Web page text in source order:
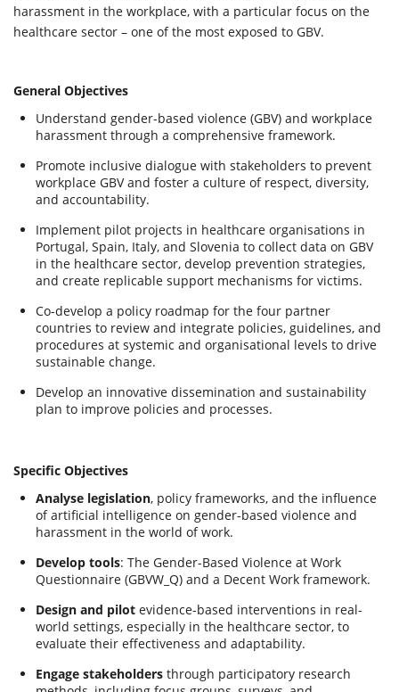
harassment in the workplace, with a particular focus on the
healthcare sector – one of the most exposed to GBV.
General Objectives
Understand gender-based violence (GBV) and workplace
harassment through a comprehensive framework.
Promote inclusive dialogue with stakeholders to prevent
workplace GBV and foster a culture of respect, diversity,
and accountability.
Implement pilot projects in healthcare organisations in
Portugal, Spain, Italy, and Slovenia to collect data on GBV
in the healthcare sector, develop prevention strategies,
and create replicable support mechanisms for victims.
Co-develop a policy roadmap for the four partner
countries to review and integrate policies, guidelines, and
procedures at systemic and organisational levels to drive
sustainable change.
Develop an innovative dissemination and sustainability
plan to improve policies and processes.
Specific Objectives
Analyse legislation, policy frameworks, and the influence
of artificial intelligence on gender-based violence and
harassment in the world of work.
Develop tools: The Gender-Based Violence at Work
Questionnaire (GBVW_Q) and a Decent Work framework.
Design and pilot evidence-based interventions in real-
world settings, especially in the healthcare sector, to
evaluate their effectiveness and adaptability.
Engage stakeholders through participatory research